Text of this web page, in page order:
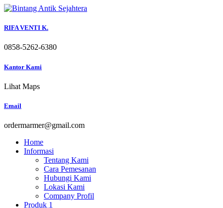
Skip
content
RIFA VENTI K.
0858-5262-6380
Kantor Kami
Lihat Maps
Email
ordermarmer@gmail.com
Home
Informasi
Tentang Kami
Cara Pemesanan
Hubungi Kami
Lokasi Kami
Company Profil
Produk 1